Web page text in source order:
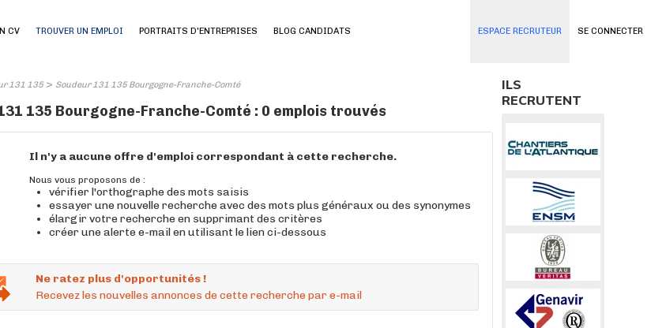
SE CONNECTER
CV TROUVER UN EMPLOI PORTRAITS D'ENTREPRISES BLOG CANDIDATS ESPACE RECRUTEUR
131 135> Soudeur 131 135 Bourgogne-Franche-Comté
135 Bourgogne-Franche-Comté : 0 emplois trouvés
Il n'y a aucune offre d'emploi correspondant à cette recherche.
Nous vous proposons de :
vérifier l'orthographe des mots saisis
essayer une nouvelle recherche avec des mots plus généraux ou des synonymes
élargir votre recherche en supprimant des critères
créer une alerte e-mail en utilisant le lien ci-dessous
Ne ratez plus d'opportunités !
Recevez les nouvelles annonces de cette recherche par e-mail
ILS
RECRUTENT